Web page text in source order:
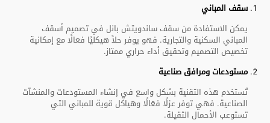
سقف المباني
يمكن الاستفادة من سقف ساندويتش بانل في تصميم أسقف
المباني السكنية والتجارية. فهو يوفر حلاً هيكليًا فعالًا مع إمكانية
تخصيص التصميم وتحقيق أداء حراري ممتاز.
مستودعات ومرافق صناعية
تُستخدم هذه التقنية بشكل واسع في إنشاء المستودعات والمنشآت
الصناعية. فهي توفر عزلًا فعّالًا وهياكل قوية للمباني التي
تستوعب الأحمال الثقيلة.